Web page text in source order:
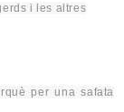
i les altres
per una safata